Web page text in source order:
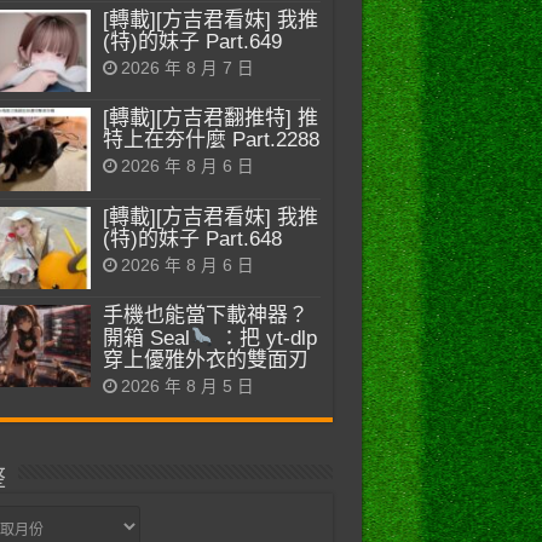
[轉載][方吉君看妹] 我推
(特)的妹子 Part.649
2026 年 8 月 7 日
[轉載][方吉君翻推特] 推
特上在夯什麼 Part.2288
2026 年 8 月 6 日
[轉載][方吉君看妹] 我推
(特)的妹子 Part.648
2026 年 8 月 6 日
手機也能當下載神器？
開箱 Seal
：把 yt-dlp
穿上優雅外衣的雙面刃
2026 年 8 月 5 日